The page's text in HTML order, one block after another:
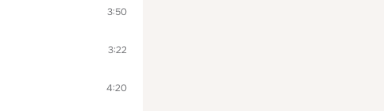
3:50
3:22
4:20